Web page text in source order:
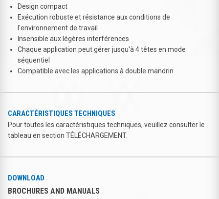
Design compact
Exécution robuste et résistance aux conditions de
l'environnement de travail
Insensible aux légères interférences
Chaque application peut gérer jusqu'à 4 têtes en mode
séquentiel
Compatible avec les applications à double mandrin
CARACTÉRISTIQUES TECHNIQUES
Pour toutes les caractéristiques techniques, veuillez consulter le
tableau en section TÉLÉCHARGEMENT.
DOWNLOAD
BROCHURES AND MANUALS